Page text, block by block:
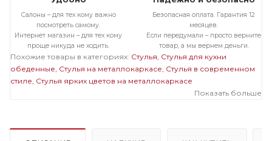
Салоны – для тех кому важно
посмотреть самому.
Интернет магазин – для тех кому
проще никуда не ходить.
Безопасная оплата. Гарантия 12
месяцев.
Если передумали – просто верните
товар, а мы вернем деньги.
Похожие товары в категориях: Стулья Стулья для кухни
обеденные Стулья на металлокаркасе Стулья в современном
стиле Стулья ярких цветов на металлокаркасе
Показать больше